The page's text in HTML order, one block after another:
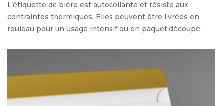
L’étiquette de bière est autocollante et résiste aux
contraintes thermiques. Elles peuvent être livrées en
rouleau pour un usage intensif ou en paquet découpé.